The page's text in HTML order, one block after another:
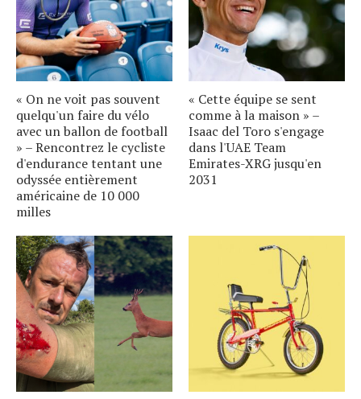
« On ne voit pas souvent
quelqu'un faire du vélo
avec un ballon de football
» – Rencontrez le cycliste
d'endurance tentant une
odyssée entièrement
américaine de 10 000
milles
« Cette équipe se sent
comme à la maison » –
Isaac del Toro s'engage
dans l'UAE Team
Emirates-XRG jusqu'en
2031